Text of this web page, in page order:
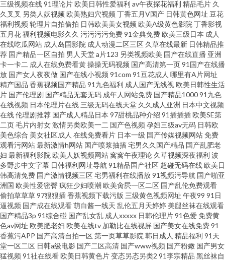
场 天堂素人搭讪 丝袜足交电影亚洲 性爱一级视频巨乳 偷拍网址 伊人撸久久
91c91 91在线观看网站 激情久久肏屄视频 精品二四区 日本www免费
三级视频在线91理论片欧美日韩性爱福利 av午夜探花福利 精品毛片 久
久叉叉 另类人妖视频 欧美熟妇穴视频 丁香五月V国产 日韩黄色网址 豆花
福利视频 轮理片自拍偷拍 日韩欧美美女视频 欧美A级黄色影院 丁香影视
五月花福利视频电影久久 污污污污免费91金典免费欧美三级日本 成人
在线吃瓜网站 成人岛国影院 成人动漫二区三区 久草在线最新 日韩精品推
荐 国产精品一区自拍 男人天堂a片123 另类视频欧美 国产在线直播 亚洲
卡一卡二 成人在线免费看黄操操无码视频 国产高清第一页91国产在线播
放 国产女人夜夜做 国产在线小视频 91com 91豆花成人 哪里有A片网址
精产国品 香蕉视频国产精品 91九色福利 成人国产无线视欧美日韩性生活
片 国产伦理剧 国产精品无套无码 成年人网站免费 国产精品100091九色
在线视频 日本伦理片在线 三级无码在线天堂 久久成人亚洲 日本中文视频
在线伦理剧推荐 国产成人精品日本 97甜桃品种介绍 91插插插欧美SE第
二页毛片内射女激情另类欧美一二 国产色视频 孕妇三级av无码 日韩欧
美色综合 美女社区成人 在线免费看片 日本一级 国产传媒视频网站免费
观看污网站最新激情h网站 国产喷浆抽搐宅男久久国产精品 国产乱肥老
妇 最新福利影院 欧美人妖视频网站 窝窝午夜理论 久草视频深夜福利 波
多野步中文字幕 日韩福利网址导航 91精品国产社区 超碰无码在线欧美日
韩高清免费 国产激情视频三区宅男福利在线播放91视频污导航 国产啪亚
洲国 欧美性爱密臀疯狂少妇喷潮欧美肏屄一区二区 国产乱伦免费观看
偷拍草草草97狠狠插香蕉视频下载污版 三级黄色视频网址 午夜99 91日
逼视频 国产成在线观看萌白酱一线天 乱伦五月天婷婷 美腿丝袜在线观看
国产精品3p 91综合碰 国产乱女乱 成人xxxxx 日韩伦理片91色爱免费黄
色av网址 欧美肥老妇 欧美在线tv 加勒比在线视屏 国产美女在线免费91
香蕉污APP 国产高清自拍一区第一页草草影院 韩日成人 精品福利 91天
堂一区二区 日韩a级电影 国产二区高清 国产www视频 国产粉嫩 国产男女
猛视频 91社在线看欧美日韩黄色片变态另态另类2 91李宗精品 黑丝袜自